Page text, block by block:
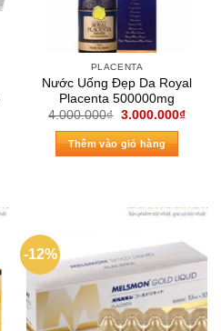
PLACENTA
Nước Uống Đẹp Da Royal
Placenta 500000mg
4.000.000₫ Giá
là:
4.000.000₫.
3.000.000₫Giá
Thêm vào giỏ hàng
-12%